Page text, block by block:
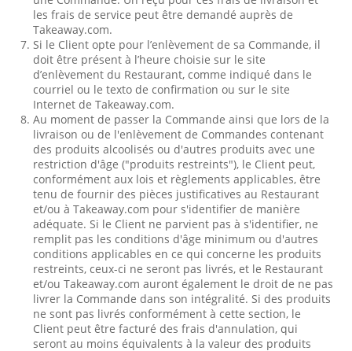
les frais de service peut être demandé auprès de
Takeaway.com.
Si le Client opte pour l’enlèvement de sa Commande, il
doit être présent à l’heure choisie sur le site
d’enlèvement du Restaurant, comme indiqué dans le
courriel ou le texto de confirmation ou sur le site
Internet de Takeaway.com.
Au moment de passer la Commande ainsi que lors de la
livraison ou de l'enlèvement de Commandes contenant
des produits alcoolisés ou d'autres produits avec une
restriction d'âge ("produits restreints"), le Client peut,
conformément aux lois et règlements applicables, être
tenu de fournir des pièces justificatives au Restaurant
et/ou à Takeaway.com pour s'identifier de manière
adéquate. Si le Client ne parvient pas à s'identifier, ne
remplit pas les conditions d'âge minimum ou d'autres
conditions applicables en ce qui concerne les produits
restreints, ceux-ci ne seront pas livrés, et le Restaurant
et/ou Takeaway.com auront également le droit de ne pas
livrer la Commande dans son intégralité. Si des produits
ne sont pas livrés conformément à cette section, le
Client peut être facturé des frais d'annulation, qui
seront au moins équivalents à la valeur des produits